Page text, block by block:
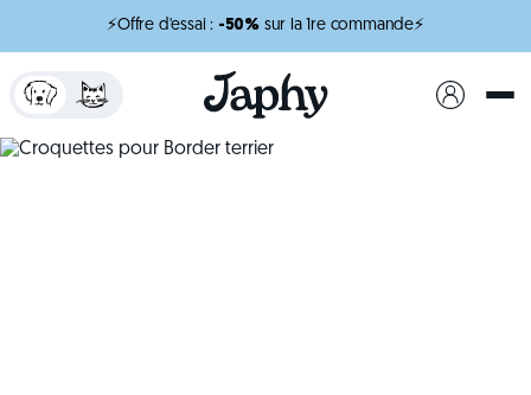
⚡Offre d'essai : -50% sur la 1re commande⚡